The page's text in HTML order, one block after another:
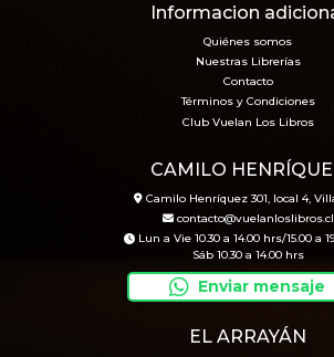
Informacion
Quiénes somos
Nuestras Librerías
Contacto
Términos y Condiciones
Club Vuelan Los Libros
CAMILO
Camilo Henríquez 301, local 4,
contacto@vuelanloslibros.cl
Lun a Vie 10.30 a 14.00 hrs/15.00 a
Sáb 10.30 a 14.00 hrs
Enviar mensaje
EL ARRAYÁN